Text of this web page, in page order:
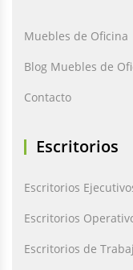
Muebles de Oficina
Blog Muebles de
Contacto
Escritorios
Escritorios
Escritorios
Escritorios de